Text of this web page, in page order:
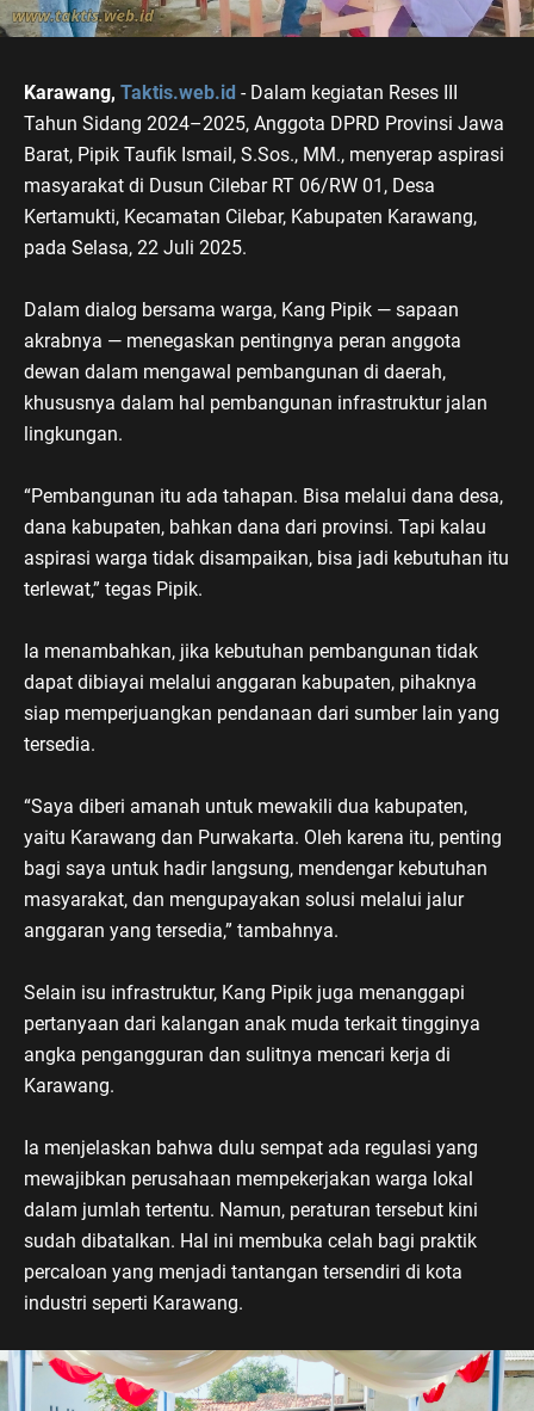
Karawang, Taktis.web.id - Dalam kegiatan Reses III
Tahun Sidang 2024–2025, Anggota DPRD Provinsi Jawa
Barat, Pipik Taufik Ismail, S.Sos., MM., menyerap aspirasi
masyarakat di Dusun Cilebar RT 06/RW 01, Desa
Kertamukti, Kecamatan Cilebar, Kabupaten Karawang,
pada Selasa, 22 Juli 2025.
Dalam dialog bersama warga, Kang Pipik — sapaan
akrabnya — menegaskan pentingnya peran anggota
dewan dalam mengawal pembangunan di daerah,
khususnya dalam hal pembangunan infrastruktur jalan
lingkungan.
“Pembangunan itu ada tahapan. Bisa melalui dana desa,
dana kabupaten, bahkan dana dari provinsi. Tapi kalau
aspirasi warga tidak disampaikan, bisa jadi kebutuhan itu
terlewat,” tegas Pipik.
Ia menambahkan, jika kebutuhan pembangunan tidak
dapat dibiayai melalui anggaran kabupaten, pihaknya
siap memperjuangkan pendanaan dari sumber lain yang
tersedia.
“Saya diberi amanah untuk mewakili dua kabupaten,
yaitu Karawang dan Purwakarta. Oleh karena itu, penting
bagi saya untuk hadir langsung, mendengar kebutuhan
masyarakat, dan mengupayakan solusi melalui jalur
anggaran yang tersedia,” tambahnya.
Selain isu infrastruktur, Kang Pipik juga menanggapi
pertanyaan dari kalangan anak muda terkait tingginya
angka pengangguran dan sulitnya mencari kerja di
Karawang.
Ia menjelaskan bahwa dulu sempat ada regulasi yang
mewajibkan perusahaan mempekerjakan warga lokal
dalam jumlah tertentu. Namun, peraturan tersebut kini
sudah dibatalkan. Hal ini membuka celah bagi praktik
percaloan yang menjadi tantangan tersendiri di kota
industri seperti Karawang.